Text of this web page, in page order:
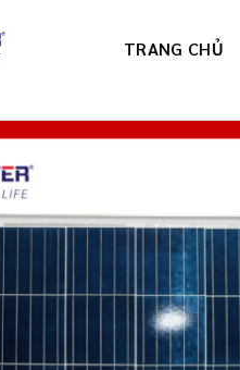
TRANG CHỦ